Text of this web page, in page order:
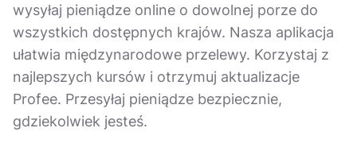
wysyłaj pieniądze online o dowolnej porze do
wszystkich dostępnych krajów. Nasza aplikacja
ułatwia międzynarodowe przelewy. Korzystaj z
najlepszych kursów i otrzymuj aktualizacje
Profee. Przesyłaj pieniądze bezpiecznie,
gdziekolwiek jesteś.